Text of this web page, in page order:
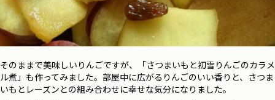
そのままで美味しいりんごですが、「さつまいもと初雪りんごのカラメ
ル煮」も作ってみました。部屋中に広がるりんごのいい香りと、さつま
いもとレーズンとの組み合わせに幸せな気分になりました。